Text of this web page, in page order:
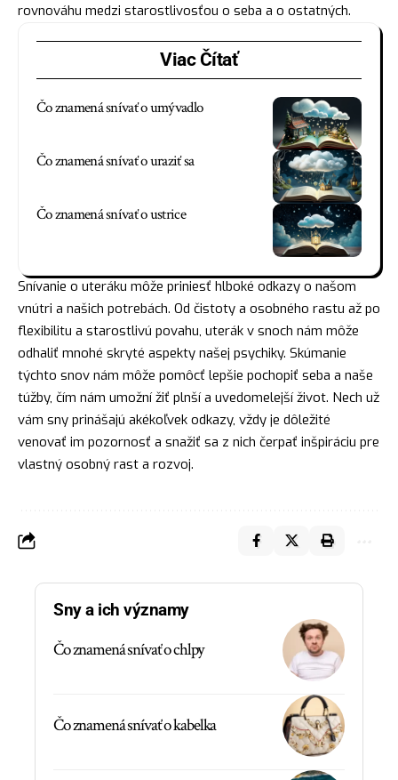
rovnováhu medzi starostlivosťou o seba a o ostatných.
Viac Čítať
Čo znamená snívať o umývadlo
Čo znamená snívať o uraziť sa
Čo znamená snívať o ustrice
Snívanie o uteráku môže priniesť hlboké odkazy o našom
vnútri a našich potrebách. Od čistoty a osobného rastu až po
flexibilitu a starostlivú povahu, uterák v snoch nám môže
odhaliť mnohé skryté aspekty našej psychiky. Skúmanie
týchto snov nám môže pomôcť lepšie pochopiť seba a naše
túžby, čím nám umožní žiť plnší a uvedomelejší život. Nech už
vám sny prinášajú akékoľvek odkazy, vždy je dôležité
venovať im pozornosť a snažiť sa z nich čerpať inšpiráciu pre
vlastný osobný rast a rozvoj.
Sny a ich významy
Čo znamená snívať o chlpy
Čo znamená snívať o kabelka